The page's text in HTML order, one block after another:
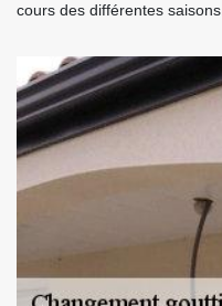
cours des différentes saisons.